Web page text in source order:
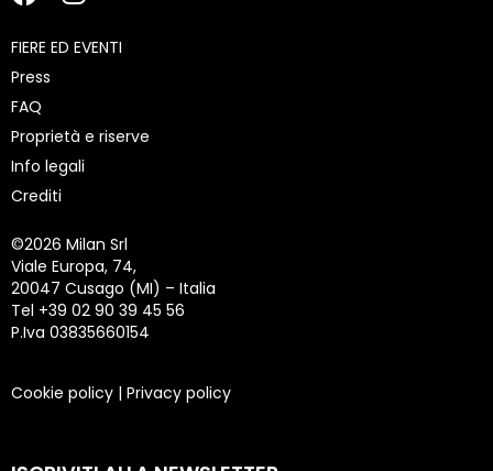
FIERE ED EVENTI
Press
FAQ
Proprietà e riserve
Info legali
Crediti
©2026 Milan Srl
Viale Europa, 74,
20047 Cusago (MI) – Italia
Tel +39 02 90 39 45 56
P.Iva 03835660154
Cookie policy | Privacy policy